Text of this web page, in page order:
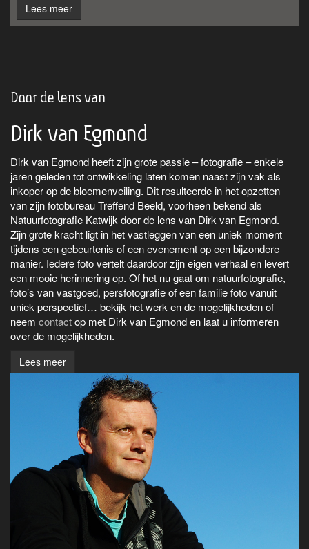
Lees meer
Door de lens van
Dirk van Egmond
Dirk van Egmond heeft zijn grote passie – fotografie – enkele
jaren geleden tot ontwikkeling laten komen naast zijn vak als
inkoper op de bloemenveiling. Dit resulteerde in het opzetten
van zijn fotobureau Treffend Beeld, voorheen bekend als
Natuurfotografie Katwijk door de lens van Dirk van Egmond.
Zijn grote kracht ligt in het vastleggen van een uniek moment
tijdens een gebeurtenis of een evenement op een bijzondere
manier. Iedere foto vertelt daardoor zijn eigen verhaal en levert
een mooie herinnering op. Of het nu gaat om natuurfotografie,
foto’s van vastgoed, persfotografie of een familie foto vanuit
uniek perspectief… bekijk het werk en de mogelijkheden of
neem contactop met Dirk van Egmond en laat u informeren
over de mogelijkheden.
Lees meer